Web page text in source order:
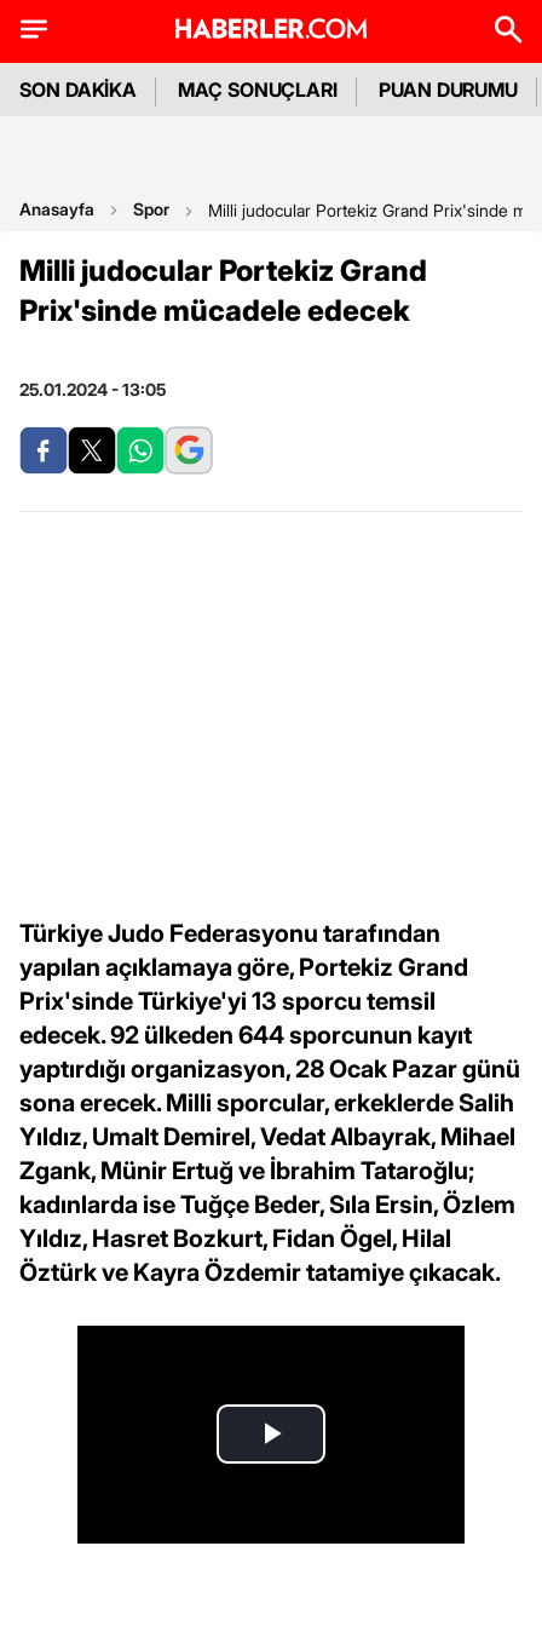
SON DAKİKA MAÇ SONUÇLARI PUAN DURUMU
Anasayfa Spor Milli judocular Portekiz Grand Prix'sinde
Milli judocular Portekiz Grand
Prix'sinde mücadele edecek
25.01.2024 - 13:05
Türkiye Judo Federasyonu tarafından
yapılan açıklamaya göre, Portekiz Grand
Prix'sinde Türkiye'yi 13 sporcu temsil
edecek. 92 ülkeden 644 sporcunun kayıt
yaptırdığı organizasyon, 28 Ocak Pazar günü
sona erecek. Milli sporcular, erkeklerde Salih
Yıldız, Umalt Demirel, Vedat Albayrak, Mihael
Zgank, Münir Ertuğ ve İbrahim Tataroğlu;
kadınlarda ise Tuğçe Beder, Sıla Ersin, Özlem
Yıldız, Hasret Bozkurt, Fidan Ögel, Hilal
Öztürk ve Kayra Özdemir tatamiye çıkacak.